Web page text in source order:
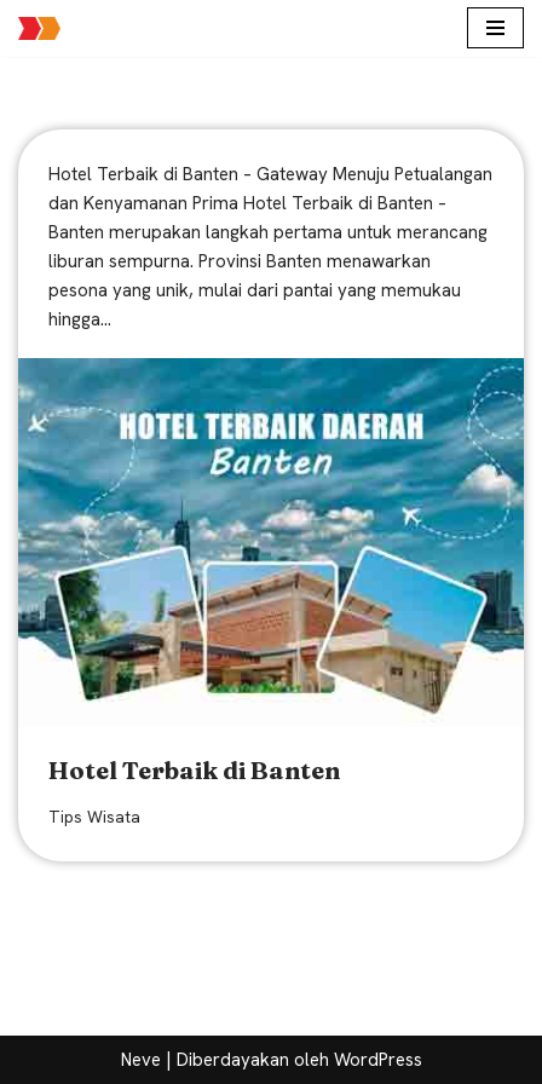
konten
Hotel Terbaik di Banten – Gateway Menuju Petualangan
dan Kenyamanan Prima Hotel Terbaik di Banten –
Banten merupakan langkah pertama untuk merancang
liburan sempurna. Provinsi Banten menawarkan
pesona yang unik, mulai dari pantai yang memukau
hingga…
Hotel Terbaik di Banten
Tips Wisata
Neve | Diberdayakan oleh WordPress